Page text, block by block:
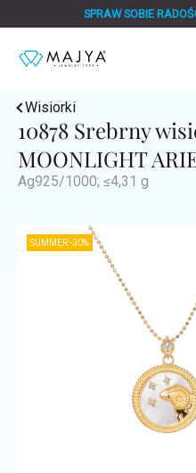
do
SPRAW SOBIE
Wisiorki
10878 Srebrny
MOONLIGHT
Ag925/1000; ≤4,31 g
SUMMER -30%